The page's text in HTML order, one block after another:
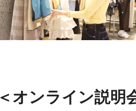
＜オンライン説明